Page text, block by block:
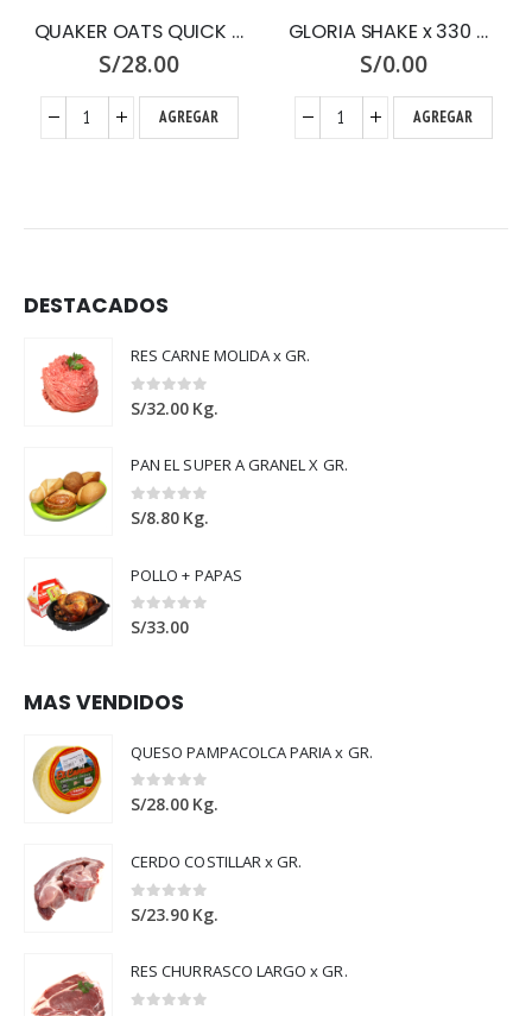
QUAKER OATS QUICK X 42 OZ.
S/28.00
AGREGAR
GLORIA SHAKE x 330 ML.CAPUCCINO
S/0.00
AGREGAR
DESTACADOS
RES CARNE MOLIDA x GR.
0out of 5
S/32.00 Kg.
PAN EL SUPER A GRANEL X GR.
0out of 5
S/8.80 Kg.
POLLO + PAPAS
0out of 5
S/33.00
MAS VENDIDOS
QUESO PAMPACOLCA PARIA x GR.
0out of 5
S/28.00 Kg.
CERDO COSTILLAR x GR.
0out of 5
S/23.90 Kg.
RES CHURRASCO LARGO x GR.